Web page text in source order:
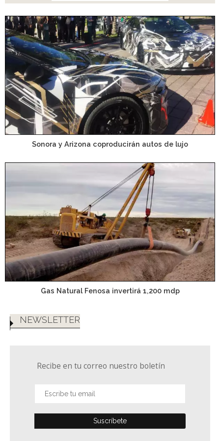
Sonora y Arizona coproducirán autos de lujo
Gas Natural Fenosa invertirá 1,200 mdp
NEWSLETTER
Recibe en tu correo nuestro boletín